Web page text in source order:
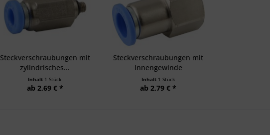
Steckverschraubungen mit
zylindrisches...
Inhalt 1 Stück
ab 2,69 € *
Steckverschraubungen mit
Innengewinde
Inhalt 1 Stück
ab 2,79 € *